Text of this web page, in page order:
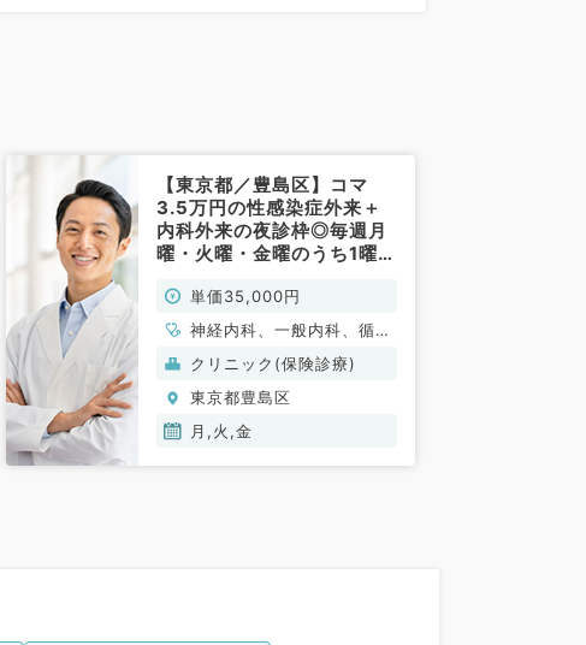
【東京都／豊島区】コマ
3.5万円の性感染症外来＋
内科外来の夜診枠◎毎週月
曜・火曜・金曜のうち1曜日
勤）単価35,000円
神経内科、一般内科、循環
器内科、呼吸器内科、消化
器内科、内分泌・代謝内
科、腎臓内科、老年内科、
血液内科
クリニック(保険診療)
東京都豊島区
月,火,金